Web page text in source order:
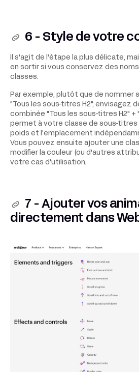
6 - Style de votre
Il s'agit de l'étape la plus délicate,
en sortir si vous conservez des
classes.
Par exemple, plutôt que de nommer
"Tous les sous-titres H2", envisagez
combinée "Tous les sous-titres H2" +
permet à votre classe de sous-titres
poids et l'emplacement
Vous pouvez ensuite ajouter une
modifier la couleur (ou d'autres
votre cas d'utilisation.
7 - Ajouter vos
directement dans